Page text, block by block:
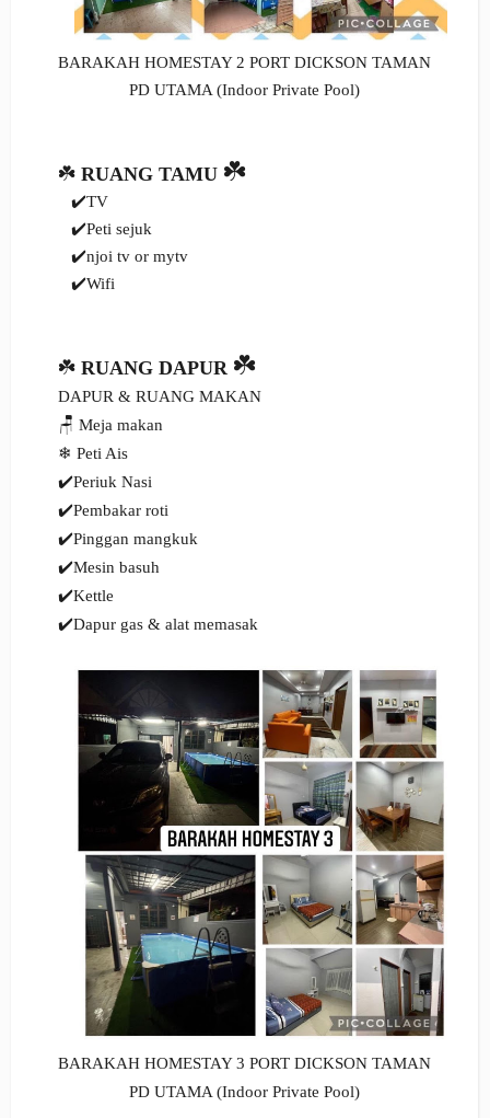
BARAKAH HOMESTAY 2 PORT DICKSON TAMAN
PD UTAMA (Indoor Private Pool)
☘️ RUANG TAMU ☘️
✔️TV
✔️Peti sejuk
✔️njoi tv or mytv
✔️Wifi
☘️ RUANG DAPUR ☘️
DAPUR & RUANG MAKAN
🪑 Meja makan
❄ Peti Ais
✔️Periuk Nasi
✔️Pembakar roti
✔️Pinggan mangkuk
✔️Mesin basuh
✔️Kettle
✔️Dapur gas & alat memasak
BARAKAH HOMESTAY 3 PORT DICKSON TAMAN
PD UTAMA (Indoor Private Pool)